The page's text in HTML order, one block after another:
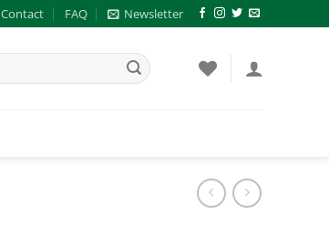
Contact FAQ Newsletter